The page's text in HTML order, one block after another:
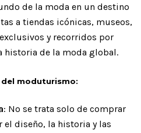
de la moda en un destino
a tiendas icónicas, museos,
y recorridos por
historia de la moda global.
moduturismo:
: No se trata solo de comprar
el diseño, la historia y las